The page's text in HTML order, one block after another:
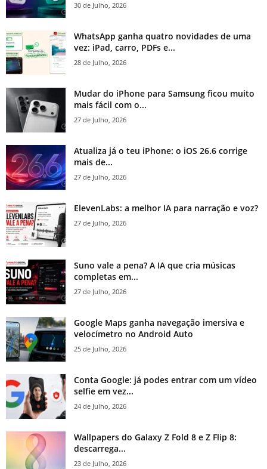
30 de Julho, 2026
WhatsApp ganha quatro novidades de uma
vez: iPad, carro, PDFs e...
28 de Julho, 2026
Mudar do iPhone para Samsung ficou muito
mais fácil com o...
27 de Julho, 2026
Atualiza já o teu iPhone: o iOS 26.6 corrige
mais de...
27 de Julho, 2026
ElevenLabs: a melhor IA para narração e voz?
27 de Julho, 2026
Suno vale a pena? A IA que cria músicas
completas em...
27 de Julho, 2026
Google Maps ganha navegação imersiva e
velocímetro no Android Auto
25 de Julho, 2026
Conta Google: já podes entrar com um vídeo
selfie em vez...
24 de Julho, 2026
Wallpapers do Galaxy Z Fold 8 e Z Flip 8:
descarrega...
23 de Julho, 2026